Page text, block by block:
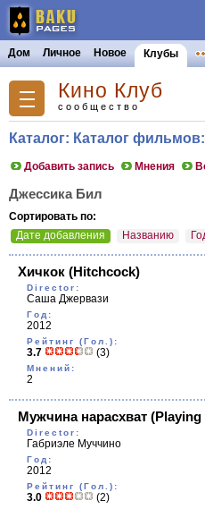
Дом Личное Новое Клубы
Кино Клуб
сообщество
Каталог: Каталог
Добавить запись Мнения
Джессика Бил
Сортировать по:
Дате добавления
Названию
Хичкок (Hitchcock)
Director:
Саша Джервази
Год:
2012
Рейтинг (Гол.):
3.7 (3)
Мнений:
2
Мужчина нарасхват (Playing
Director:
Габриэле Муччино
Год:
2012
Рейтинг (Гол.):
3.0 (2)